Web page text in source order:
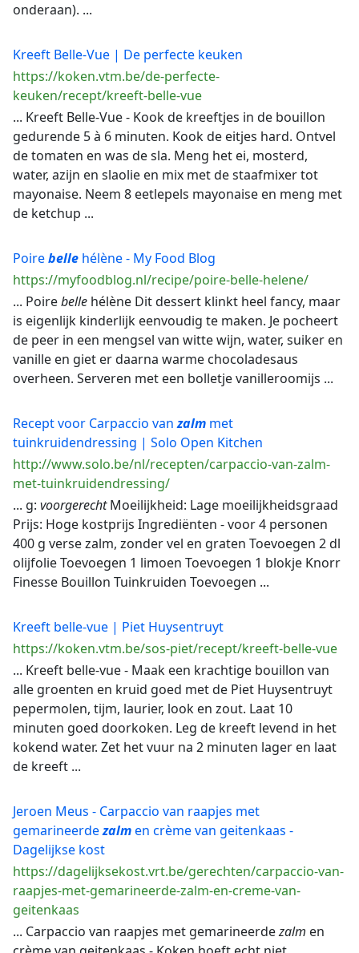
onderaan). ...
Kreeft Belle-Vue | De perfecte keuken
https://koken.vtm.be/de-perfecte-
keuken/recept/kreeft-belle-vue
... Kreeft Belle-Vue - Kook de kreeftjes in de bouillon
gedurende 5 à 6 minuten. Kook de eitjes hard. Ontvel
de tomaten en was de sla. Meng het ei, mosterd,
water, azijn en slaolie en mix met de staafmixer tot
mayonaise. Neem 8 eetlepels mayonaise en meng met
de ketchup ...
Poirebelle hélène - My Food Blog
https://myfoodblog.nl/recipe/poire-belle-helene/
... Poirebelle hélène Dit dessert klinkt heel fancy, maar
is eigenlijk kinderlijk eenvoudig te maken. Je pocheert
de peer in een mengsel van witte wijn, water, suiker en
vanille en giet er daarna warme chocoladesaus
overheen. Serveren met een bolletje vanilleroomijs ...
Recept voor Carpaccio vanzalm met
tuinkruidendressing | Solo Open Kitchen
http://www.solo.be/nl/recepten/carpaccio-van-zalm-
met-tuinkruidendressing/
... g: voorgerechtMoeilijkheid: Lage moeilijkheidsgraad
Prijs: Hoge kostprijs Ingrediënten - voor 4 personen
400 g verse zalm, zonder vel en graten Toevoegen 2 dl
olijfolie Toevoegen 1 limoen Toevoegen 1 blokje Knorr
Finesse Bouillon Tuinkruiden Toevoegen ...
Kreeft belle-vue | Piet Huysentruyt
https://koken.vtm.be/sos-piet/recept/kreeft-belle-vue
... Kreeft belle-vue - Maak een krachtige bouillon van
alle groenten en kruid goed met de Piet Huysentruyt
pepermolen, tijm, laurier, look en zout. Laat 10
minuten goed doorkoken. Leg de kreeft levend in het
kokend water. Zet het vuur na 2 minuten lager en laat
de kreeft ...
Jeroen Meus - Carpaccio van raapjes met
gemarineerdezalmen crème van geitenkaas -
Dagelijkse kost
https://dagelijksekost.vrt.be/gerechten/carpaccio-van-
raapjes-met-gemarineerde-zalm-en-creme-van-
geitenkaas
... Carpaccio van raapjes met gemarineerdezalm en